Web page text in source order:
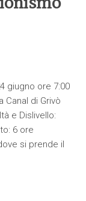
giugno ore 7:00
Canal di Grivò
e Dislivello:
6 ore
si prende il